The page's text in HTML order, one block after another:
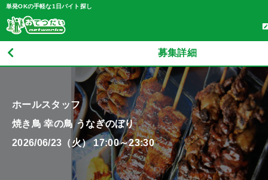
単発OKの手軽な1日バイト探し
募集詳細
ホールスタッフ
焼き鳥 幸の鳥 うなぎのぼり
2026/06/23（火） 17:00～23:30